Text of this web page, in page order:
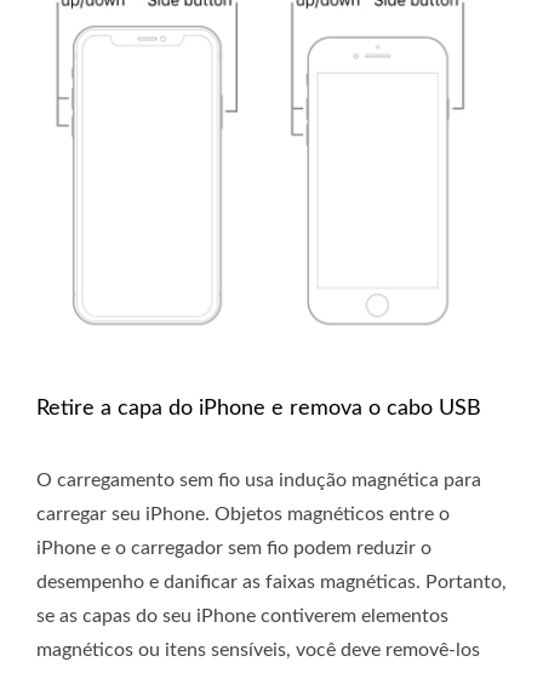
Retire a capa do iPhone e remova o cabo USB
O carregamento sem fio usa indução magnética para
carregar seu iPhone. Objetos magnéticos entre o
iPhone e o carregador sem fio podem reduzir o
desempenho e danificar as faixas magnéticas. Portanto,
se as capas do seu iPhone contiverem elementos
magnéticos ou itens sensíveis, você deve removê-los